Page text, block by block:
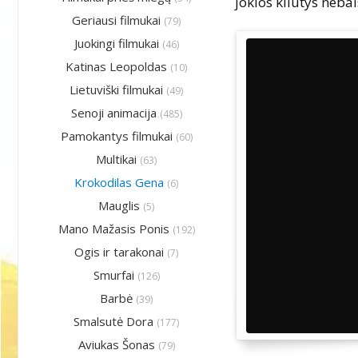
Geriausi filmukai (79)
Juokingi filmukai (46)
Katinas Leopoldas (10)
Lietuviški filmukai (49)
Senoji animacija (485)
Pamokantys filmukai (60)
Multikai (63)
Krokodilas Gena (6)
Mauglis (5)
Mano Mažasis Ponis (192)
Ogis ir tarakonai (7)
Smurfai (126)
Barbė (39)
Smalsutė Dora (177)
Aviukas Šonas (79)